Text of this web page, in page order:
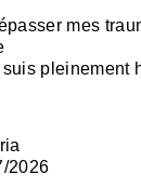
mes
pleinement
2026